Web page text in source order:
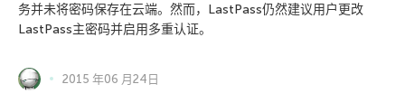
务并未将密码保存在云端。然而，LastPass仍然建议用户更改
LastPass主密码并启用多重认证。
2015 年06 月24日